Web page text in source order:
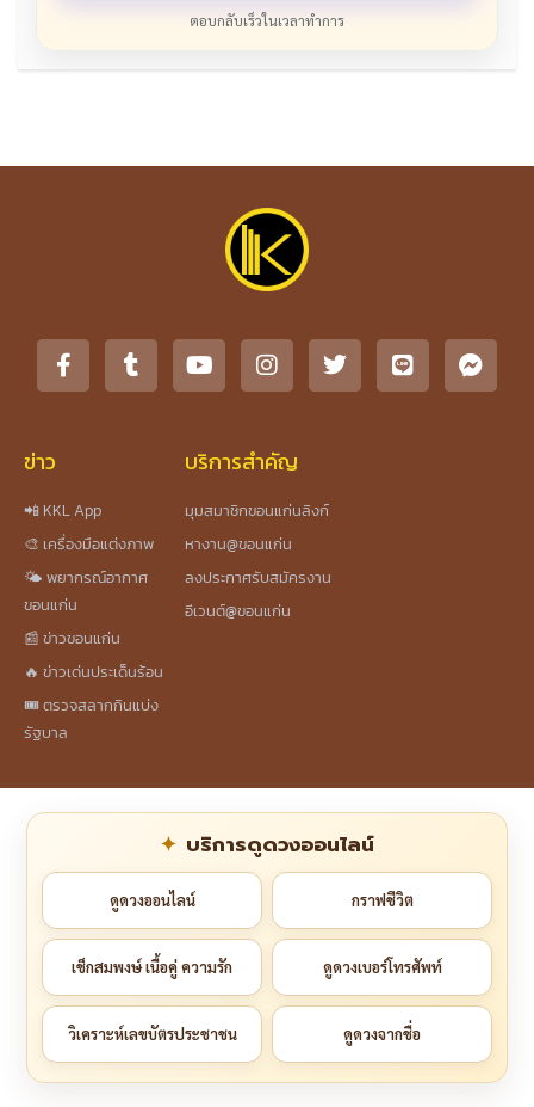
ตอบกลับเร็วในเวลาทำการ
ข่าว
📲 KKL App
🎨 เครื่องมือแต่งภาพ
🌤️ พยากรณ์อากาศ
ขอนแก่น
📰 ข่าวขอนแก่น
🔥 ข่าวเด่นประเด็นร้อน
🎟️ ตรวจสลากกินแบ่ง
รัฐบาล
บริการสำคัญ
มุมสมาชิกขอนแก่นลิงก์
หางาน@ขอนแก่น
ลงประกาศรับสมัครงาน
อีเวนต์@ขอนแก่น
บริการดูดวงออนไลน์
ดูดวงออนไลน์ กราฟชีวิต
เช็กสมพงษ์ เนื้อคู่ ความรัก ดูดวงเบอร์โทรศัพท์
วิเคราะห์เลขบัตรประชาชน ดูดวงจากชื่อ